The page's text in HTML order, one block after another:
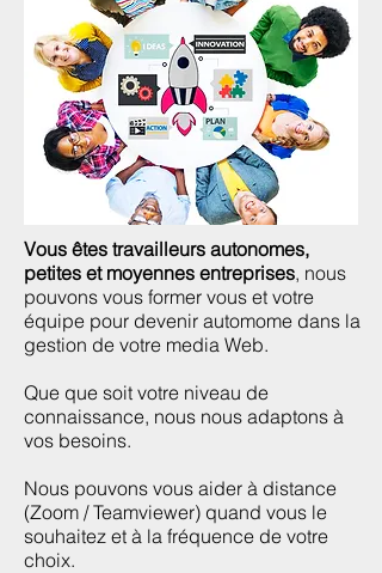
Vous êtes travailleurs autonomes,
petites et moyennes entreprises, nous
pouvons vous former vous et votre
équipe pour devenir automome dans la
gestion de votre media Web.
Que que soit votre niveau de
connaissance, nous nous adaptons à
vos besoins.
Nous pouvons vous aider à distance
(Zoom / Teamviewer) quand vous le
souhaitez et à la fréquence de votre
choix.